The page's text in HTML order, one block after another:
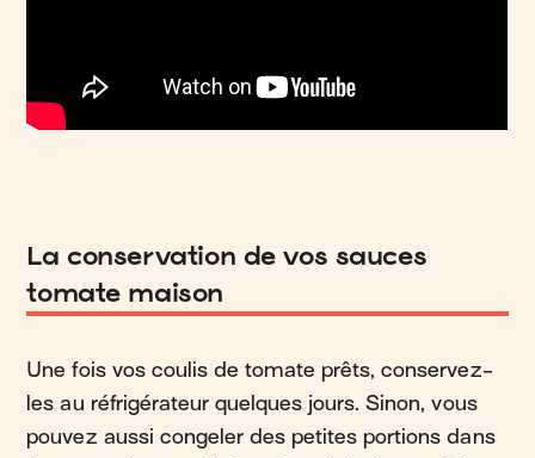
La conservation de vos sauces
tomate maison
Une fois vos coulis de tomate prêts, conservez-
les au réfrigérateur quelques jours. Sinon, vous
pouvez aussi congeler des petites portions dans